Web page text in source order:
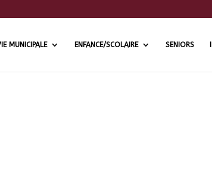
MUNICIPALE ENFANCE/SCOLAIRE SENIORS